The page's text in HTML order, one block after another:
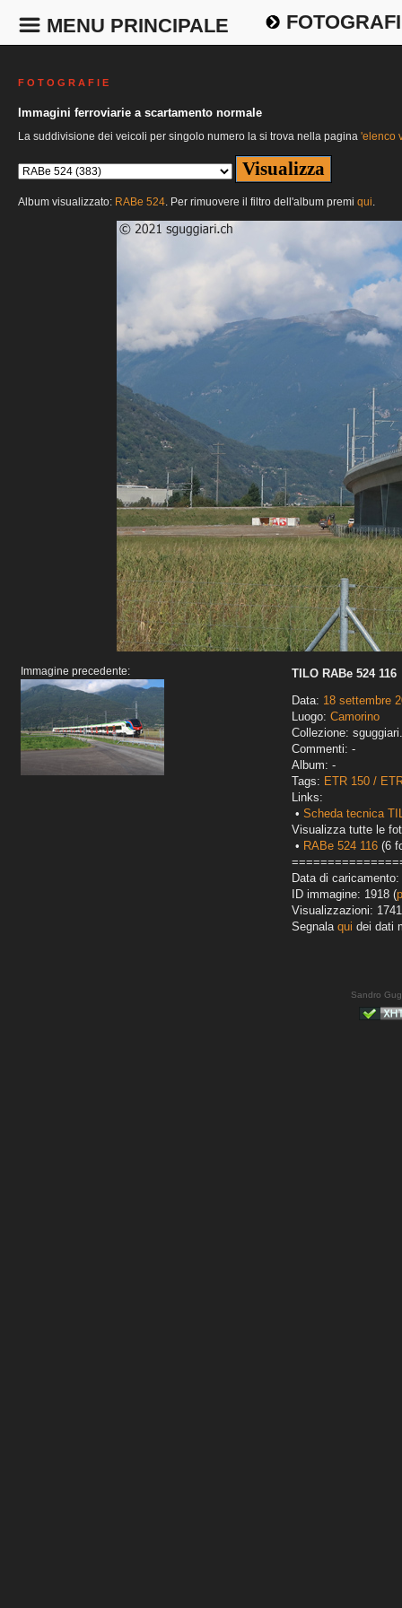
MENU PRINCIPALE
F O T O G R A F I E
Immagini ferroviarie a scartamento normale
La suddivisione dei veicoli per singolo numero la si trova nella pagina 'elenco
Album visualizzato: RABe 524. Per rimuovere il filtro dell'album premi qui.
Immagine precedente:
TILO RABe 524 116
Data: 18 settembre
Luogo: Camorino
Collezione:
Commenti: -
Album: -
Tags: ETR 150 /
Links:
• Scheda tecnica
Visualizza tutte le
• RABe 524 116 (6
Data di
ID immagine: 1918 (
Visualizzazioni: 1741
Segnala qui dei dati
Sandro